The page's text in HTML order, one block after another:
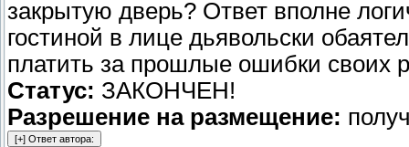
закрытую дверь? Ответ вполне
гостиной в лице дьявольски
платить за прошлые ошибки своих
Статус: ЗАКОНЧЕН!
Разрешение на размещение: